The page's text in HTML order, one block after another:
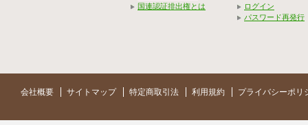
国連認証排出権とは
ログイン
パスワード再発行
会社概要 サイトマップ 特定商取引法 利用規約 プライバシーポリ